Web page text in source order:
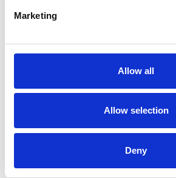
Marketing
Allow all
Allow selection
Deny